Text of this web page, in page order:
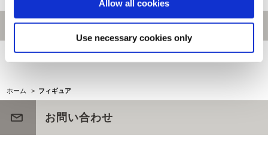
Allow all cookies
Use necessary cookies only
[1～10件] 119件あります
ホーム > フィギュア
お問い合わせ